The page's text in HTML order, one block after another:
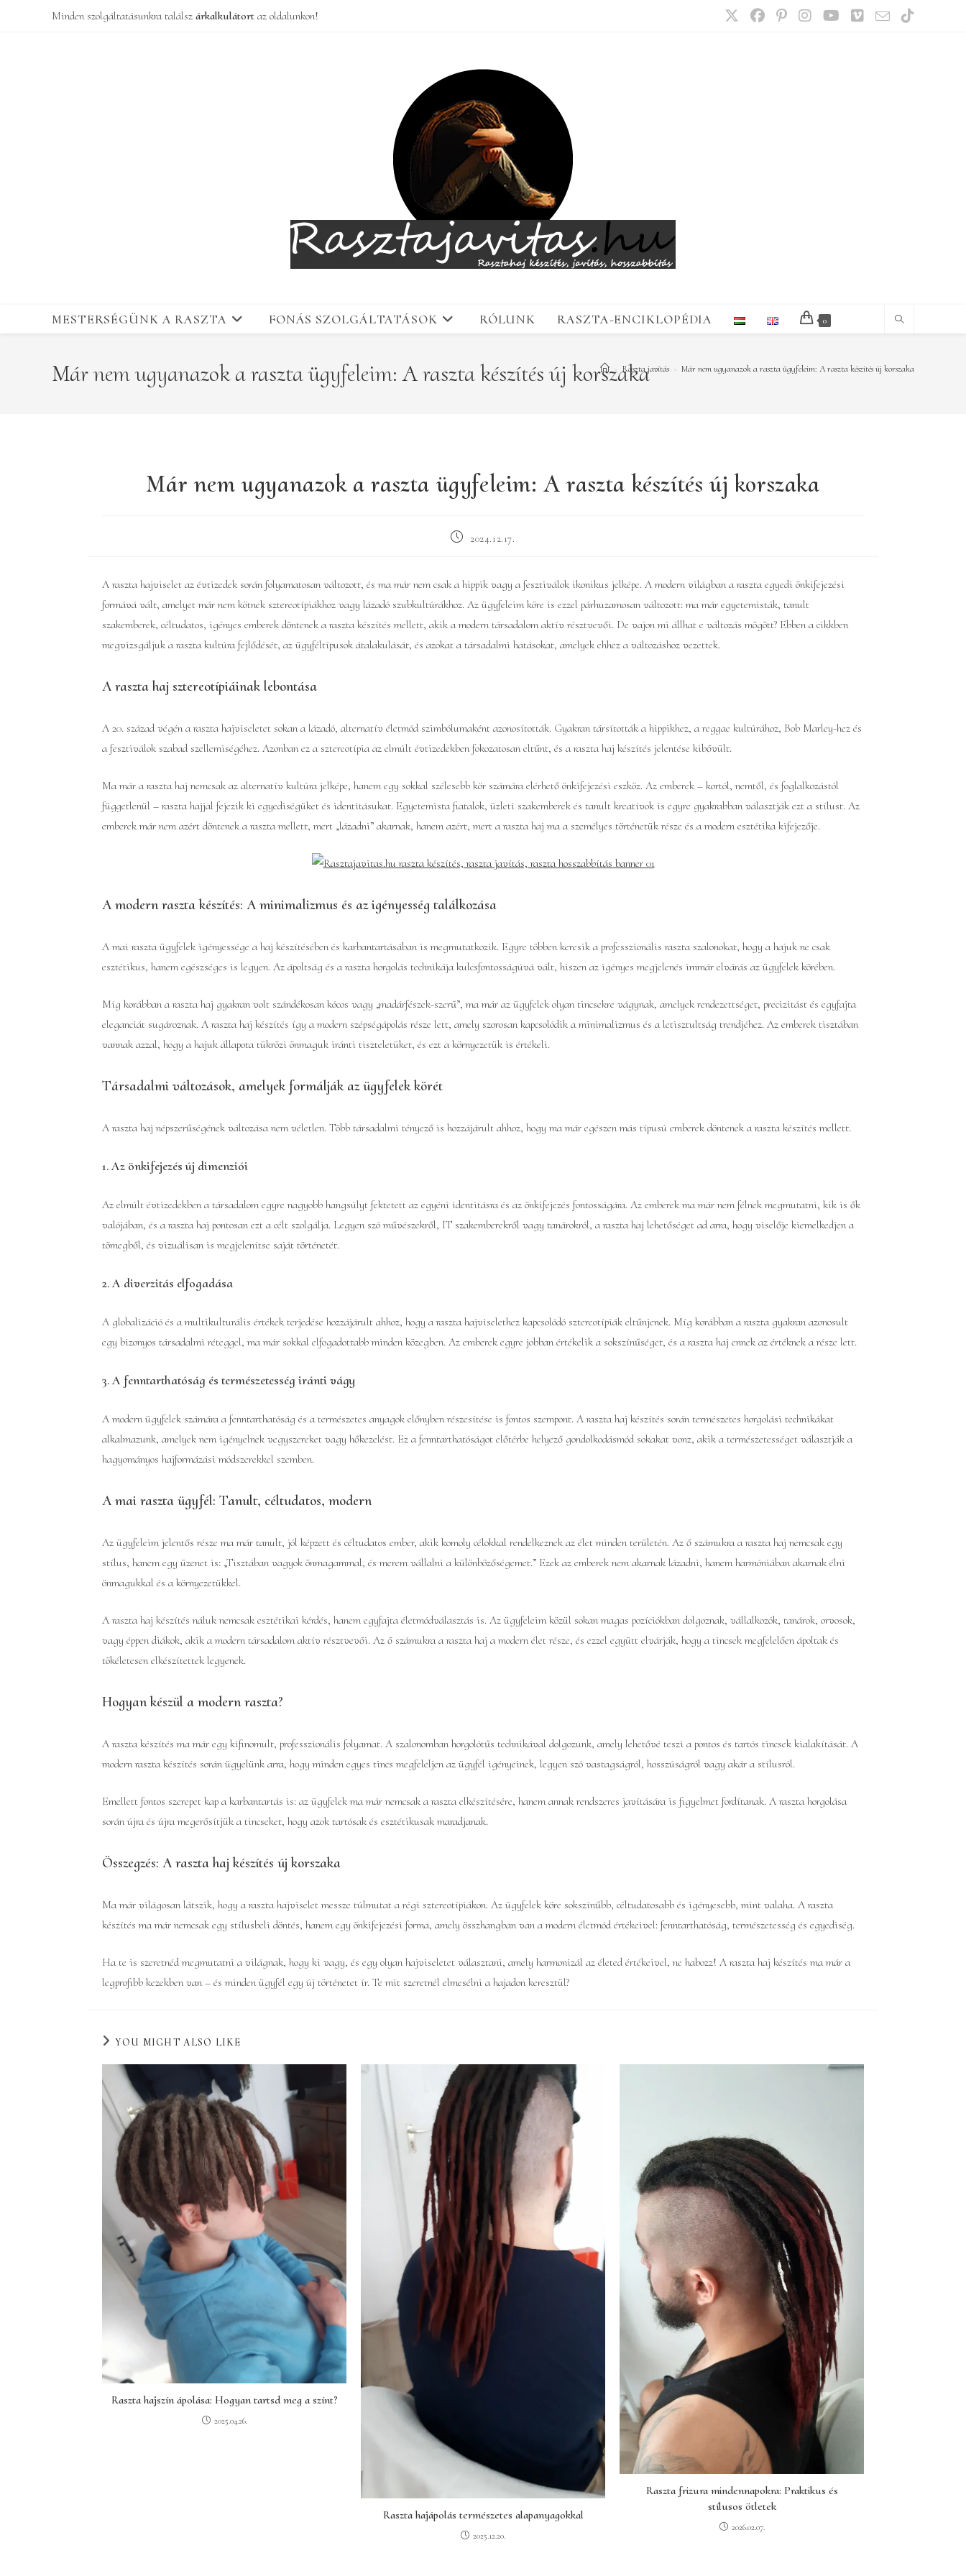
Minden szolgáltatásunkra találsz árkalkulátort az oldalunkon!
MESTERSÉGÜNK A RASZTA FONÁS SZOLGÁLTATÁSOK RÓLUNK RASZTA-ENCIKLOPÉDIA 0
Már nem ugyanazok a raszta ügyfeleim: A raszta készítés új korszaka
> Raszta javítás > Már nem ugyanazok a raszta ügyfeleim: A raszta készítés új korszaka
Már nem ugyanazok a raszta ügyfeleim: A raszta készítés új korszaka
Post
2024.12.17.
A raszta hajviselet az évtizedek során folyamatosan változott, és ma már nem csak a hippik vagy a fesztiválok ikonikus jelképe. A modern világban a raszta egyedi önkifejezési
formává vált, amelyet már nem kötnek sztereotípiákhoz vagy lázadó szubkultúrákhoz. Az ügyfeleim köre is ezzel párhuzamosan változott: ma már egyetemisták, tanult
szakemberek, céltudatos, igényes emberek döntenek a raszta készítés mellett, akik a modern társadalom aktív résztvevői. De vajon mi állhat e változás mögött? Ebben a cikkben
megvizsgáljuk a raszta kultúra fejlődését, az ügyféltípusok átalakulását, és azokat a társadalmi hatásokat, amelyek ehhez a változáshoz vezettek.
A raszta haj sztereotípiáinak lebontása
A 20. század végén a raszta hajviseletet sokan a lázadó, alternatív életmód szimbólumaként azonosították. Gyakran társították a hippikhez, a reggae kultúrához, Bob Marley-hez és
a fesztiválok szabad szellemiségéhez. Azonban ez a sztereotípia az elmúlt évtizedekben fokozatosan eltűnt, és a raszta haj készítés jelentése kibővült.
Ma már a raszta haj nemcsak az alternatív kultúra jelképe, hanem egy sokkal szélesebb kör számára elérhető önkifejezési eszköz. Az emberek – kortól, nemtől, és foglalkozástól
függetlenül – raszta hajjal fejezik ki egyediségüket és identitásukat. Egyetemista fiatalok, üzleti szakemberek és tanult kreatívok is egyre gyakrabban választják ezt a stílust. Az
emberek már nem azért döntenek a raszta mellett, mert „lázadni” akarnak, hanem azért, mert a raszta haj ma a személyes történetük része és a modern esztétika kifejezője.
A modern raszta készítés: A minimalizmus és az igényesség találkozása
A mai raszta ügyfelek igényessége a haj készítésében és karbantartásában is megmutatkozik. Egyre többen keresik a professzionális raszta szalonokat, hogy a hajuk ne csak
esztétikus, hanem egészséges is legyen. Az ápoltság és a raszta horgolás technikája kulcsfontosságúvá vált, hiszen az igényes megjelenés immár elvárás az ügyfelek körében.
Míg korábban a raszta haj gyakran volt szándékosan kócos vagy „madárfészek-szerű”, ma már az ügyfelek olyan tincsekre vágynak, amelyek rendezettséget, precizitást és egyfajta
eleganciát sugároznak. A raszta haj készítés így a modern szépségápolás része lett, amely szorosan kapcsolódik a minimalizmus és a letisztultság trendjéhez. Az emberek tisztában
vannak azzal, hogy a hajuk állapota tükrözi önmaguk iránti tiszteletüket, és ezt a környezetük is értékeli.
Társadalmi változások, amelyek formálják az ügyfelek körét
A raszta haj népszerűségének változása nem véletlen. Több társadalmi tényező is hozzájárult ahhoz, hogy ma már egészen más típusú emberek döntenek a raszta készítés mellett.
1. Az önkifejezés új dimenziói
Az elmúlt évtizedekben a társadalom egyre nagyobb hangsúlyt fektetett az egyéni identitásra és az önkifejezés fontosságára. Az emberek ma már nem félnek megmutatni, kik is ők
valójában, és a raszta haj pontosan ezt a célt szolgálja. Legyen szó művészekről, IT szakemberekről vagy tanárokról, a raszta haj lehetőséget ad arra, hogy viselője kiemelkedjen a
tömegből, és vizuálisan is megjelenítse saját történetét.
2. A diverzitás elfogadása
A globalizáció és a multikulturális értékek terjedése hozzájárult ahhoz, hogy a raszta hajviselethez kapcsolódó sztereotípiák eltűnjenek. Míg korábban a raszta gyakran azonosult
egy bizonyos társadalmi réteggel, ma már sokkal elfogadottabb minden közegben. Az emberek egyre jobban értékelik a sokszínűséget, és a raszta haj ennek az értéknek a része lett.
3. A fenntarthatóság és természetesség iránti vágy
A modern ügyfelek számára a fenntarthatóság és a természetes anyagok előnyben részesítése is fontos szempont. A raszta haj készítés során természetes horgolási technikákat
alkalmazunk, amelyek nem igényelnek vegyszereket vagy hőkezelést. Ez a fenntarthatóságot előtérbe helyező gondolkodásmód sokakat vonz, akik a természetességet választják a
hagyományos hajformázási módszerekkel szemben.
A mai raszta ügyfél: Tanult, céltudatos, modern
Az ügyfeleim jelentős része ma már tanult, jól képzett és céltudatos ember, akik komoly célokkal rendelkeznek az élet minden területén. Az ő számukra a raszta haj nemcsak egy
stílus, hanem egy üzenet is: „Tisztában vagyok önmagammal, és merem vállalni a különbözőségemet.” Ezek az emberek nem akarnak lázadni, hanem harmóniában akarnak élni
önmagukkal és a környezetükkel.
A raszta haj készítés náluk nemcsak esztétikai kérdés, hanem egyfajta életmódválasztás is. Az ügyfeleim közül sokan magas pozíciókban dolgoznak, vállalkozók, tanárok, orvosok,
vagy éppen diákok, akik a modern társadalom aktív résztvevői. Az ő számukra a raszta haj a modern élet része, és ezzel együtt elvárják, hogy a tincsek megfelelően ápoltak és
tökéletesen elkészítettek legyenek.
Hogyan készül a modern raszta?
A raszta készítés ma már egy kifinomult, professzionális folyamat. A szalonomban horgolótűs technikával dolgozunk, amely lehetővé teszi a pontos és tartós tincsek kialakítását. A
modern raszta készítés során ügyelünk arra, hogy minden egyes tincs megfeleljen az ügyfél igényeinek, legyen szó vastagságról, hosszúságról vagy akár a stílusról.
Emellett fontos szerepet kap a karbantartás is: az ügyfelek ma már nemcsak a raszta elkészítésére, hanem annak rendszeres javítására is figyelmet fordítanak. A raszta horgolása
során újra és újra megerősítjük a tincseket, hogy azok tartósak és esztétikusak maradjanak.
Összegzés: A raszta haj készítés új korszaka
Ma már világosan látszik, hogy a raszta hajviselet messze túlmutat a régi sztereotípiákon. Az ügyfelek köre sokszínűbb, céltudatosabb és igényesebb, mint valaha. A raszta
készítés ma már nemcsak egy stílusbeli döntés, hanem egy önkifejezési forma, amely összhangban van a modern életmód értékeivel: fenntarthatóság, természetesség és egyediség.
Ha te is szeretnéd megmutatni a világnak, hogy ki vagy, és egy olyan hajviseletet választani, amely harmonizál az életed értékeivel, ne habozz! A raszta haj készítés ma már a
legprofibb kezekben van – és minden ügyfél egy új történetet ír. Te mit szeretnél elmesélni a hajadon keresztül?
YOU MIGHT ALSO LIKE
Raszta hajszín ápolása: Hogyan tartsd meg a színt?
2025.04.26.
Raszta hajápolás természetes alapanyagokkal
2025.12.20.
Raszta frizura mindennapokra: Praktikus és
stílusos ötletek
2026.02.07.